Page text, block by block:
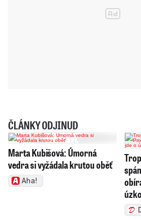
ČLÁNKY ODJINUD
Marta Kubišová: Úmorná
vedra si vyžádala krutou oběť
Aha!